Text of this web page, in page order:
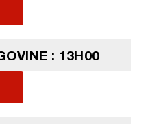
: 13H00